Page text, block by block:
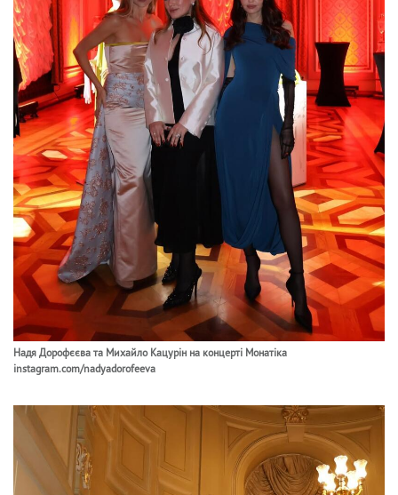
Надя Дорофєєва та Михайло Кацурін на концерті Монатіка
instagram.com/nadyadorofeeva